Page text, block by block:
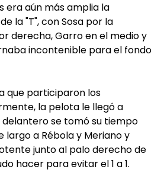
era aún más amplia la
la "T", con Sosa por la
derecha, Garro en el medio y
incontenible para el fondo
que participaron los
la pelota le llegó a
delantero se tomó su tiempo
largo a Rébola y Meriano y
junto al palo derecho de
hacer para evitar el 1 a 1.